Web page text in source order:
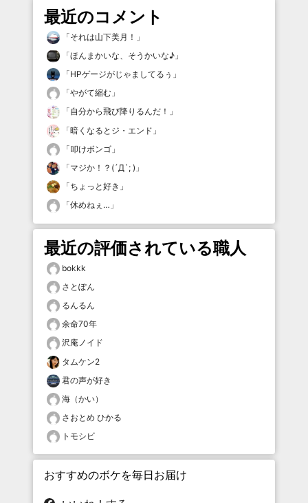
最近のコメント
「それは山下美月！ 」
「ほんまかいな、そうかいな♪ 」
「HPゲージがじゃましてるぅ 」
「やがて縮む 」
「自分から飛び降りるんだ！ 」
「暗くなるとジ・エンド 」
「叩けボンゴ 」
「マジか！？(´Д`; ) 」
「ちょっと好き 」
「休めねぇ… 」
最近の評価されている職人
bokkk
さとぽん
るんるん
余命70年
沢庵ノイド
タムケン2
君の声が好き
海（かい）
さおとめ ひかる
トモシビ
おすすめのボケを毎日お届け